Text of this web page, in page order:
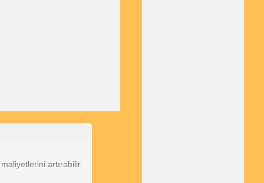
artırabilir.